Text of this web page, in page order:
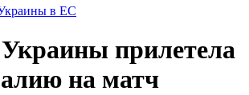
в ЕС
прилетела
на матч